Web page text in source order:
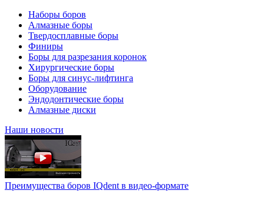
Наборы боров
Алмазные боры
Твердосплавные боры
Финиры
Боры для разрезания коронок
Хирургические боры
Боры для синус-лифтинга
Оборудование
Эндодонтические боры
Алмазные диски
Наши новости
Преимущества боров IQdent в видео-формате